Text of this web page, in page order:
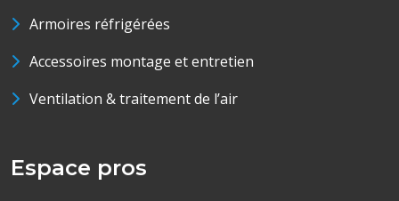
Armoires réfrigérées
Accessoires montage et entretien
Ventilation & traitement de l’air
Espace pros